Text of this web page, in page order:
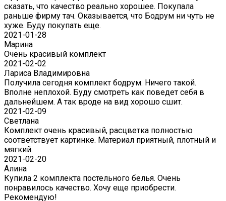
сказать, что качество реально хорошее. Покупала
раньше фирму тач. Оказывается, что Бодрум ни чуть не
хуже. Буду покупать еще.
2021-01-28
Марина
Очень красивый комплект
2021-02-02
Лариса Владимировна
Получила сегодня комплект бодрум. Ничего такой.
Вполне неплохой. Буду смотреть как поведет себя в
дальнейшем. А так вроде на вид хорошо сшит.
2021-02-09
Светлана
Комплект очень красивый, расцветка полностью
соответствует картинке. Материал приятный, плотный и
мягкий.
2021-02-20
Алина
Купила 2 комплекта постельного белья. Очень
понравилось качество. Хочу еще приобрести.
Рекомендую!